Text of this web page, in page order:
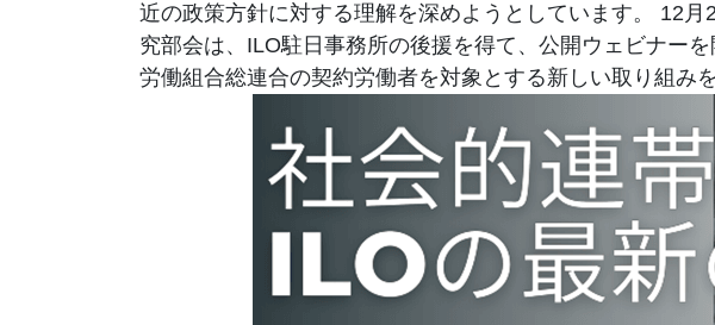
近の政策方針に対する理解を深めようとしています。 12
究部会は、ILO駐日事務所の後援を得て、公開ウェビナー
労働組合総連合の契約労働者を対象とする新しい取り組み